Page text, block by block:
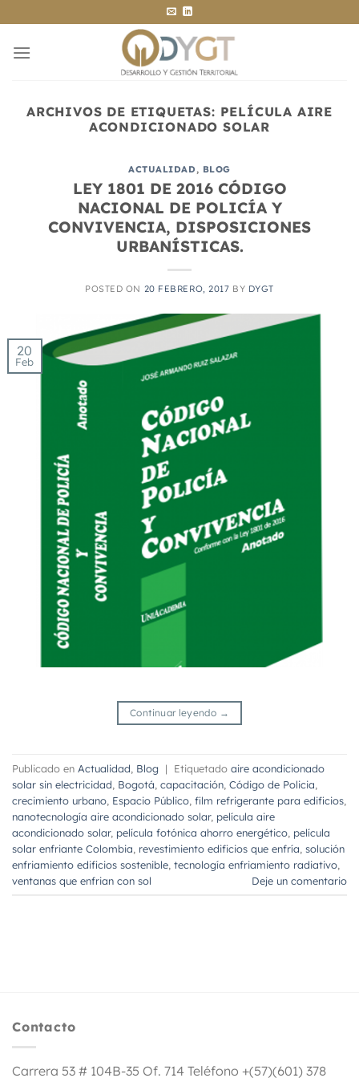
al
contenido
ARCHIVOS DE ETIQUETAS: PELÍCULA AIRE
ACONDICIONADO SOLAR
ACTUALIDAD, BLOG
LEY 1801 DE 2016 CÓDIGO
NACIONAL DE POLICÍA Y
CONVIVENCIA, DISPOSICIONES
URBANÍSTICAS.
POSTED ON 20 FEBRERO, 2017 BY DYGT
20
Feb
Continuar leyendo →
Publicado en Actualidad Blog | Etiquetado aire acondicionado
solar sin electricidad Bogotá capacitación Código de Policia
crecimiento urbano Espacio Público film refrigerante para edificios
nanotecnología aire acondicionado solar, película aire
acondicionado solar, película fotónica ahorro energético película
solar enfriante Colombia revestimiento edificios que enfría solución
enfriamiento edificios sostenible tecnología enfriamiento radiativo
ventanas que enfrian con sol
Deje un comentario
Contacto
Carrera 53 # 104B-35 Of. 714 Teléfono +(57)(601) 378